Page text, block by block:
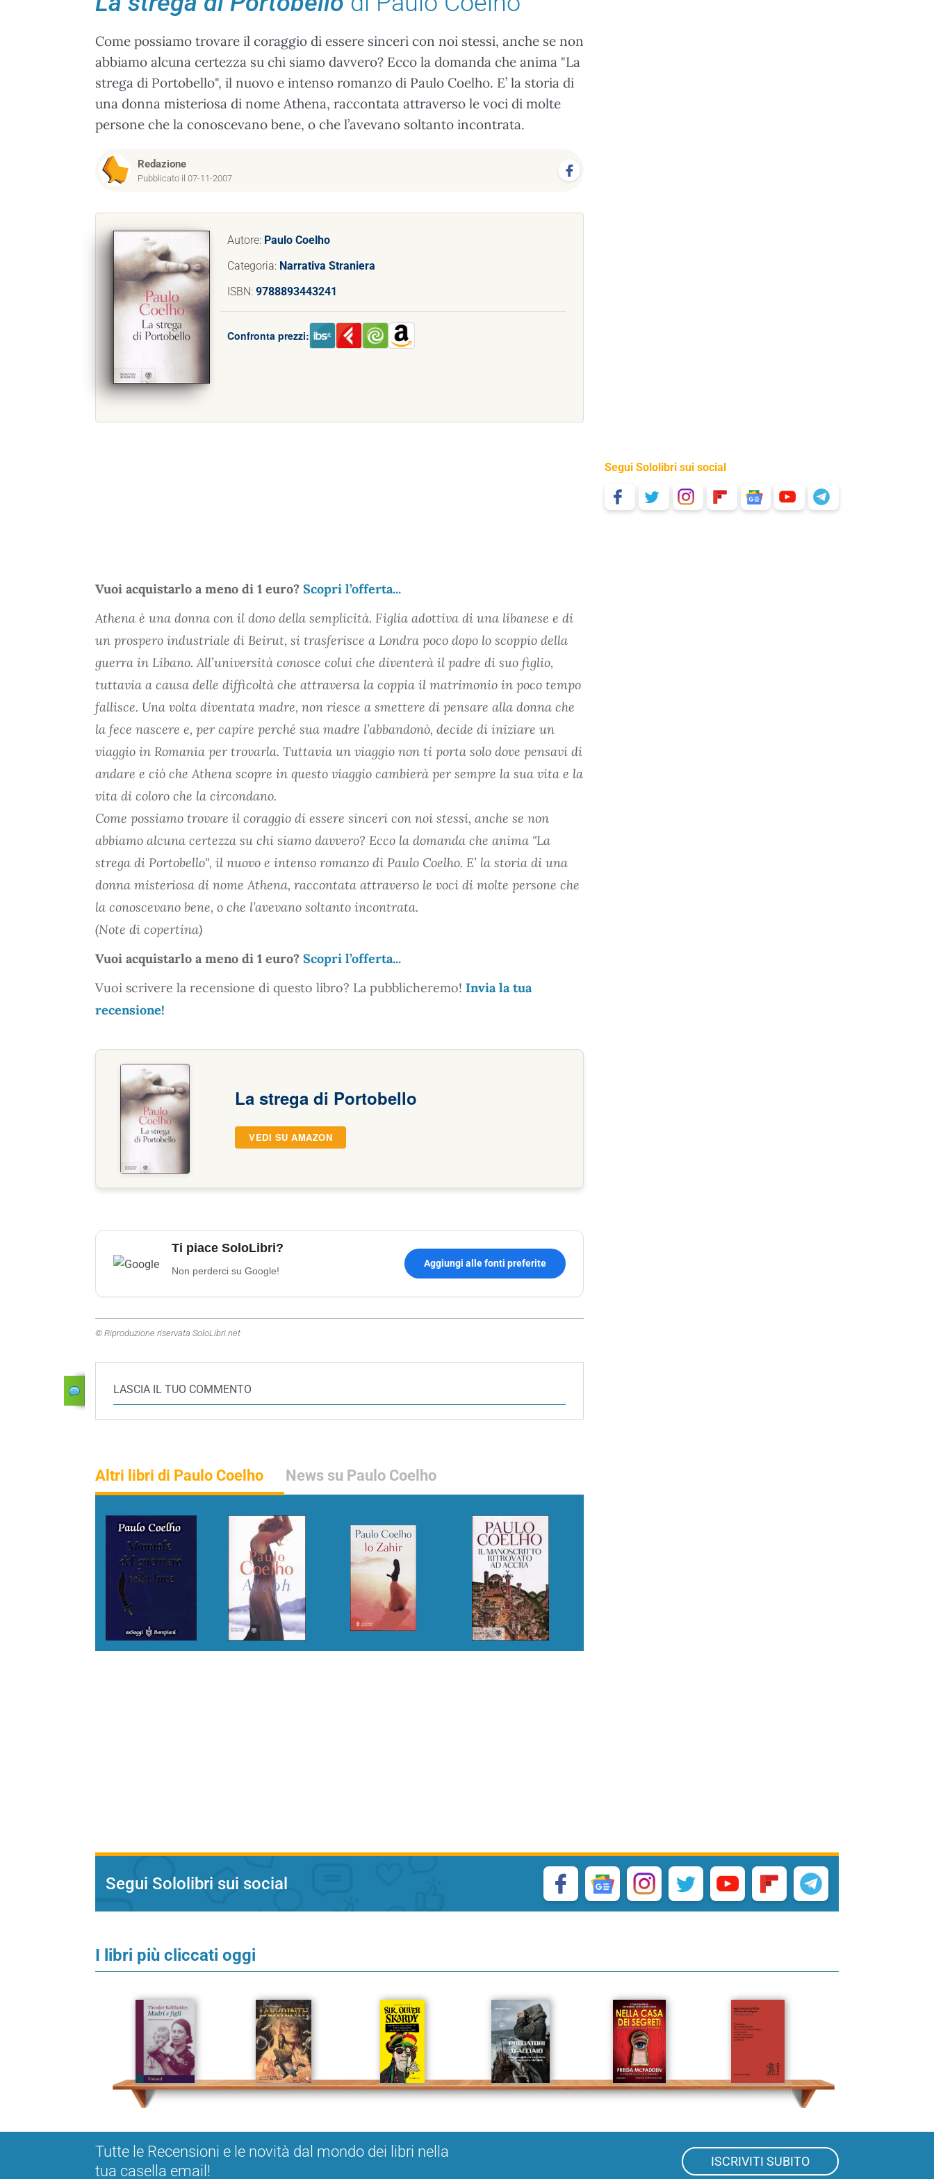
Come possiamo trovare il coraggio di essere sinceri con noi stessi, anche se non
abbiamo alcuna certezza su chi siamo davvero? Ecco la domanda che anima "La
strega di Portobello", il nuovo e intenso romanzo di Paulo Coelho. E’ la storia di
una donna misteriosa di nome Athena, raccontata attraverso le voci di molte
persone che la conoscevano bene, o che l’avevano soltanto incontrata.
Redazione
Pubblicato il 07-11-2007
Autore: Paulo Coelho
Categoria: Narrativa Straniera
ISBN: 9788893443241
Confronta prezzi:
Vuoi acquistarlo a meno di 1 euro? Scopri l’offerta...
Athena è una donna con il dono della semplicità. Figlia adottiva di una libanese e di
un prospero industriale di Beirut, si trasferisce a Londra poco dopo lo scoppio della
guerra in Libano. All’università conosce colui che diventerà il padre di suo figlio,
tuttavia a causa delle difficoltà che attraversa la coppia il matrimonio in poco tempo
fallisce. Una volta diventata madre, non riesce a smettere di pensare alla donna che
la fece nascere e, per capire perché sua madre l’abbandonò, decide di iniziare un
viaggio in Romania per trovarla. Tuttavia un viaggio non ti porta solo dove pensavi di
andare e ciò che Athena scopre in questo viaggio cambierà per sempre la sua vita e la
vita di coloro che la circondano.
Come possiamo trovare il coraggio di essere sinceri con noi stessi, anche se non
abbiamo alcuna certezza su chi siamo davvero? Ecco la domanda che anima "La
strega di Portobello", il nuovo e intenso romanzo di Paulo Coelho. E’ la storia di una
donna misteriosa di nome Athena, raccontata attraverso le voci di molte persone che
la conoscevano bene, o che l’avevano soltanto incontrata.
(Note di copertina)
Vuoi acquistarlo a meno di 1 euro? Scopri l’offerta...
Vuoi scrivere la recensione di questo libro? La pubblicheremo! Invia la tua
recensione!
La strega di Portobello
VEDI SU AMAZON
Ti piace SoloLibri?
Non perderci su Google!
Aggiungi alle fonti preferite
© Riproduzione riservata SoloLibri.net
LASCIA IL TUO COMMENTO
Altri libri di Paulo Coelho News su Paulo Coelho
Segui Sololibri sui social
Segui Sololibri sui social
I libri più cliccati oggi
Tutte le Recensioni e le novità dal mondo dei libri nella
tua casella email!
ISCRIVITI SUBITO